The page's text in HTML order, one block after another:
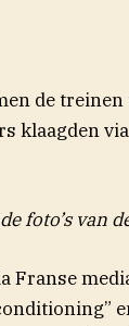
de
klaagden
foto’s van